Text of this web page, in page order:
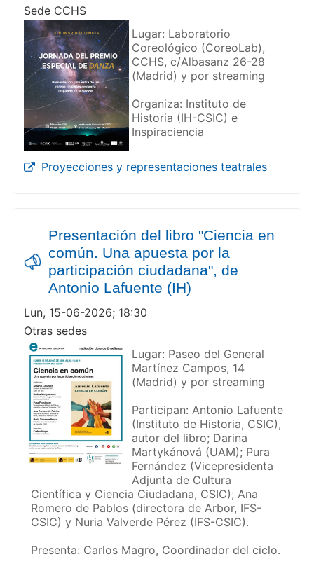
Sede CCHS
Lugar: Laboratorio
Coreológico (CoreoLab),
CCHS, c/Albasanz 26-28
(Madrid) y por streaming
Organiza: Instituto de
Historia (IH-CSIC) e
Inspiraciencia
Proyecciones y representaciones teatrales
Presentación del libro "Ciencia en
común. Una apuesta por la
participación ciudadana", de
Antonio Lafuente (IH)
Lun, 15-06-2026; 18:30
Otras sedes
Lugar: Paseo del General
Martínez Campos, 14
(Madrid) y por streaming
Participan: Antonio Lafuente
(Instituto de Historia, CSIC),
autor del libro; Darina
Martykánová (UAM); Pura
Fernández (Vicepresidenta
Adjunta de Cultura
Científica y Ciencia Ciudadana, CSIC); Ana
Romero de Pablos (directora de Arbor, IFS-
CSIC) y Nuria Valverde Pérez (IFS-CSIC).
Presenta: Carlos Magro, Coordinador del ciclo.